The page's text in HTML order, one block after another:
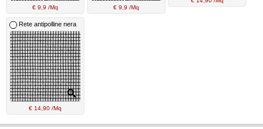
€ 9,9 /Mq € 9,9 /Mq
Rete antipolline nera
€ 14,90 /Mq